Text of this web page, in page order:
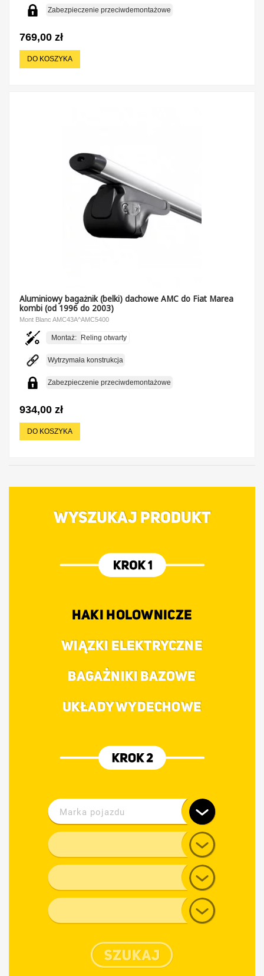
Zabezpieczenie przeciwdemontażowe
769,00 zł
DO KOSZYKA
Aluminiowy bagażnik (belki) dachowe AMC do Fiat Marea
kombi (od 1996 do 2003)
Mont Blanc AMC43A^AMC5400
Montaż: Reling otwarty
Wytrzymała konstrukcja
Zabezpieczenie przeciwdemontażowe
934,00 zł
DO KOSZYKA
WYSZUKAJ PRODUKT
HAKI HOLOWNICZE
WIĄZKI ELEKTRYCZNE
BAGAŻNIKI BAZOWE
UKŁADY WYDECHOWE
Marka pojazdu
Audi
Chevrolet